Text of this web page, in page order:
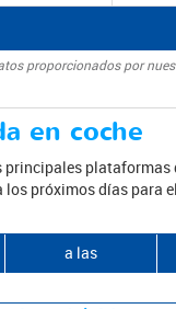
proporcionados por
en coche
principales plataformas
próximos días para
a las